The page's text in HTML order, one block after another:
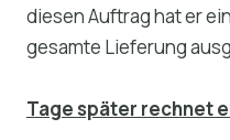
diesen Auftrag hat er
gesamte Lieferung
Tage später rechnet